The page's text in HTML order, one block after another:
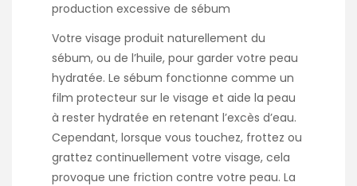
production excessive de sébum
Votre visage produit naturellement du
sébum, ou de l’huile, pour garder votre peau
hydratée. Le sébum fonctionne comme un
film protecteur sur le visage et aide la peau
à rester hydratée en retenant l’excès d’eau.
Cependant, lorsque vous touchez, frottez ou
grattez continuellement votre visage, cela
provoque une friction contre votre peau. La